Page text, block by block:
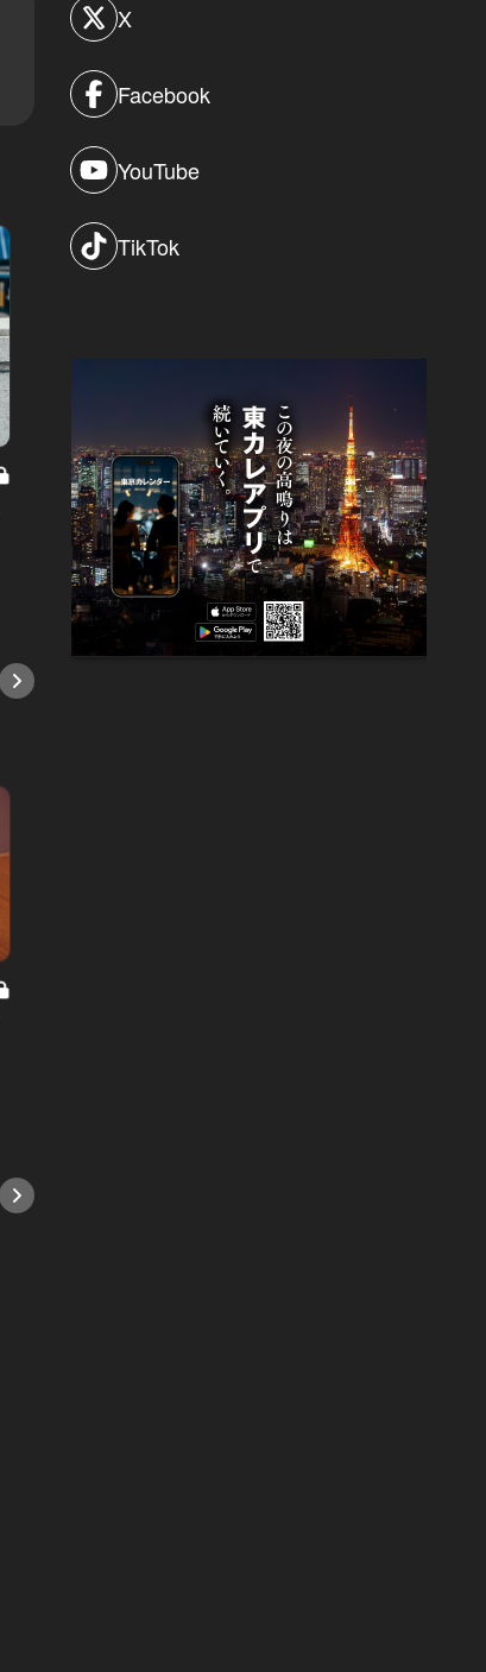
東京マザー Vol.15
いよいよ明日で最終話！「東京マザ
ー」全話総集編
#小説
年の差
あなた
歳の未
の最後
X
Facebook
YouTube
TikTok